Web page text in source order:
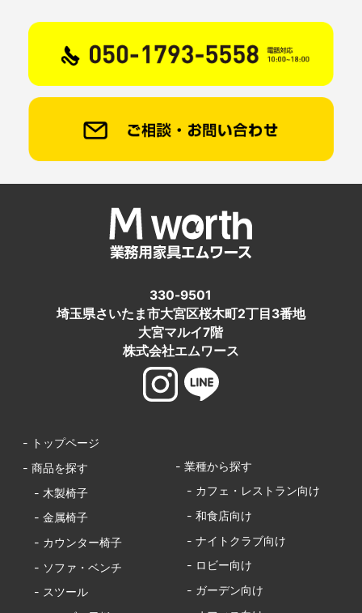
330-9501
埼玉県さいたま市大宮区桜木町2丁目3番地
大宮マルイ7階
株式会社エムワース
- トップページ
- 商品を探す
- 木製椅子
- 金属椅子
- カウンター椅子
- ソファ・ベンチ
- スツール
- 業種から探す
- カフェ・レストラン向け
- 和食店向け
- ナイトクラブ向け
- ロビー向け
- ガーデン向け